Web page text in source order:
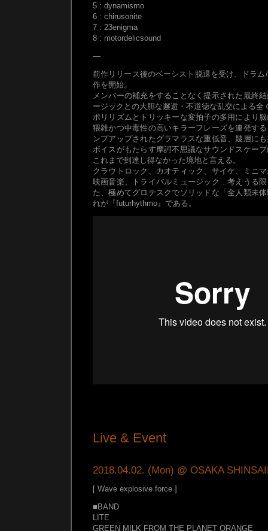
5 : dynamismo
6 : chirusonite
7 : 23enigma
8 : motordelicsound
—
前作リリース後のベーシスト脱退を受け、ドラ
作を開始。
メンバーの補充をすることなく提示された最終
ージックとの大胆な邂逅・不道徳な乱交による全
ポリリズムとトリッキーな変拍子の多用により
猥雑かつ中毒性の高いキラーフレーズを連発す
ンプアップされたグラマラスな重低音、幾層に
ボイスがもたらす摩訶不思議なサウンドスケー
これまで到達し得なかった境地と言える。
クラウトロック、カオティック、サイケ、ミニ
映画音楽、トライバルミュージック…考えうる
た、極めてグロテスクでソリッドな「全人類未
れが『futurhythmo』である。
Live & Event
2018.04.02. (Mon) @ OSAKA
[ Wave explosive force ]
■BAND
LITE
GREEN MILK FROM THE PLANET ORANGE